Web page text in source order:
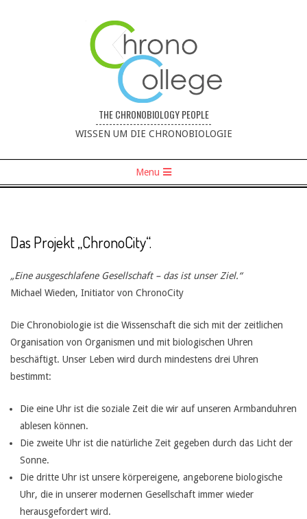
THE CHRONOBIOLOGY PEOPLE
----------------------------------
WISSEN UM DIE CHRONOBIOLOGIE
Menu
Das Projekt „ChronoCity“.
„Eine ausgeschlafene Gesellschaft – das ist unser Ziel.“
Michael Wieden, Initiator von ChronoCity
Die Chronobiologie ist die Wissenschaft die sich mit der zeitlichen
Organisation von Organismen und mit biologischen Uhren
beschäftigt. Unser Leben wird durch mindestens drei Uhren
bestimmt:
Die eine Uhr ist die soziale Zeit die wir auf unseren Armbanduhren
ablesen können.
Die zweite Uhr ist die natürliche Zeit gegeben durch das Licht der
Sonne.
Die dritte Uhr ist unsere körpereigene, angeborene biologische
Uhr, die in unserer modernen Gesellschaft immer wieder
herausgefordert wird.